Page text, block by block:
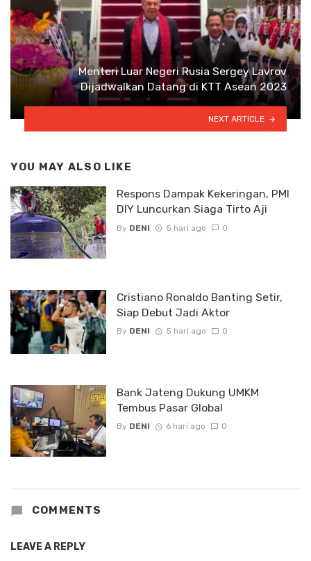
Menteri Luar Negeri Rusia Sergey Lavrov
Dijadwalkan Datang di KTT Asean 2023
NEXT ARTICLE
YOU MAY ALSO LIKE
Respons Dampak Kekeringan, PMI
DIY Luncurkan Siaga Tirto Aji
By DENI 5 hari ago 0
Cristiano Ronaldo Banting Setir,
Siap Debut Jadi Aktor
By DENI 5 hari ago 0
Bank Jateng Dukung UMKM
Tembus Pasar Global
By DENI 6 hari ago 0
COMMENTS
LEAVE A REPLY